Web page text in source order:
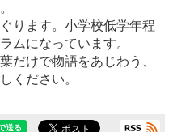
ります。小学校低学年程
ムになっています。
だけで物語をあじわう、
ください。